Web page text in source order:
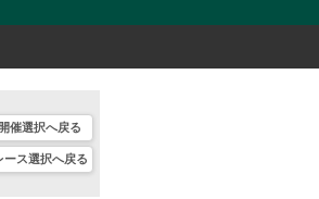
開催選択へ戻る
ース選択へ戻る